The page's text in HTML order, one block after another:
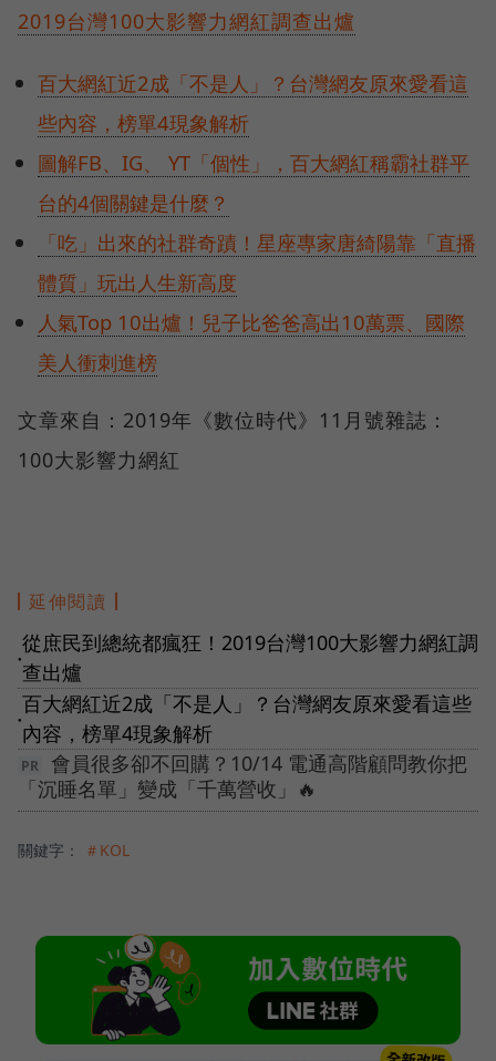
2019台灣100大影響力網紅調查出爐
百大網紅近2成「不是人」？台灣網友原來愛看這
些內容，榜單4現象解析
圖解FB、IG、 YT「個性」，百大網紅稱霸社群平
台的4個關鍵是什麼？
「吃」出來的社群奇蹟！星座專家唐綺陽靠「直播
體質」玩出人生新高度
人氣Top 10出爐！兒子比爸爸高出10萬票、國際
美人衝刺進榜
文章來自：2019年《數位時代》11月號雜誌：
100大影響力網紅
延伸閱讀
●
從庶民到總統都瘋狂！2019台灣100大影響力網紅調
查出爐
●
百大網紅近2成「不是人」？台灣網友原來愛看這些
內容，榜單4現象解析
會員很多卻不回購？10/14 電通高階顧問教你把
「沉睡名單」變成「千萬營收」🔥
關鍵字： ＃KOL